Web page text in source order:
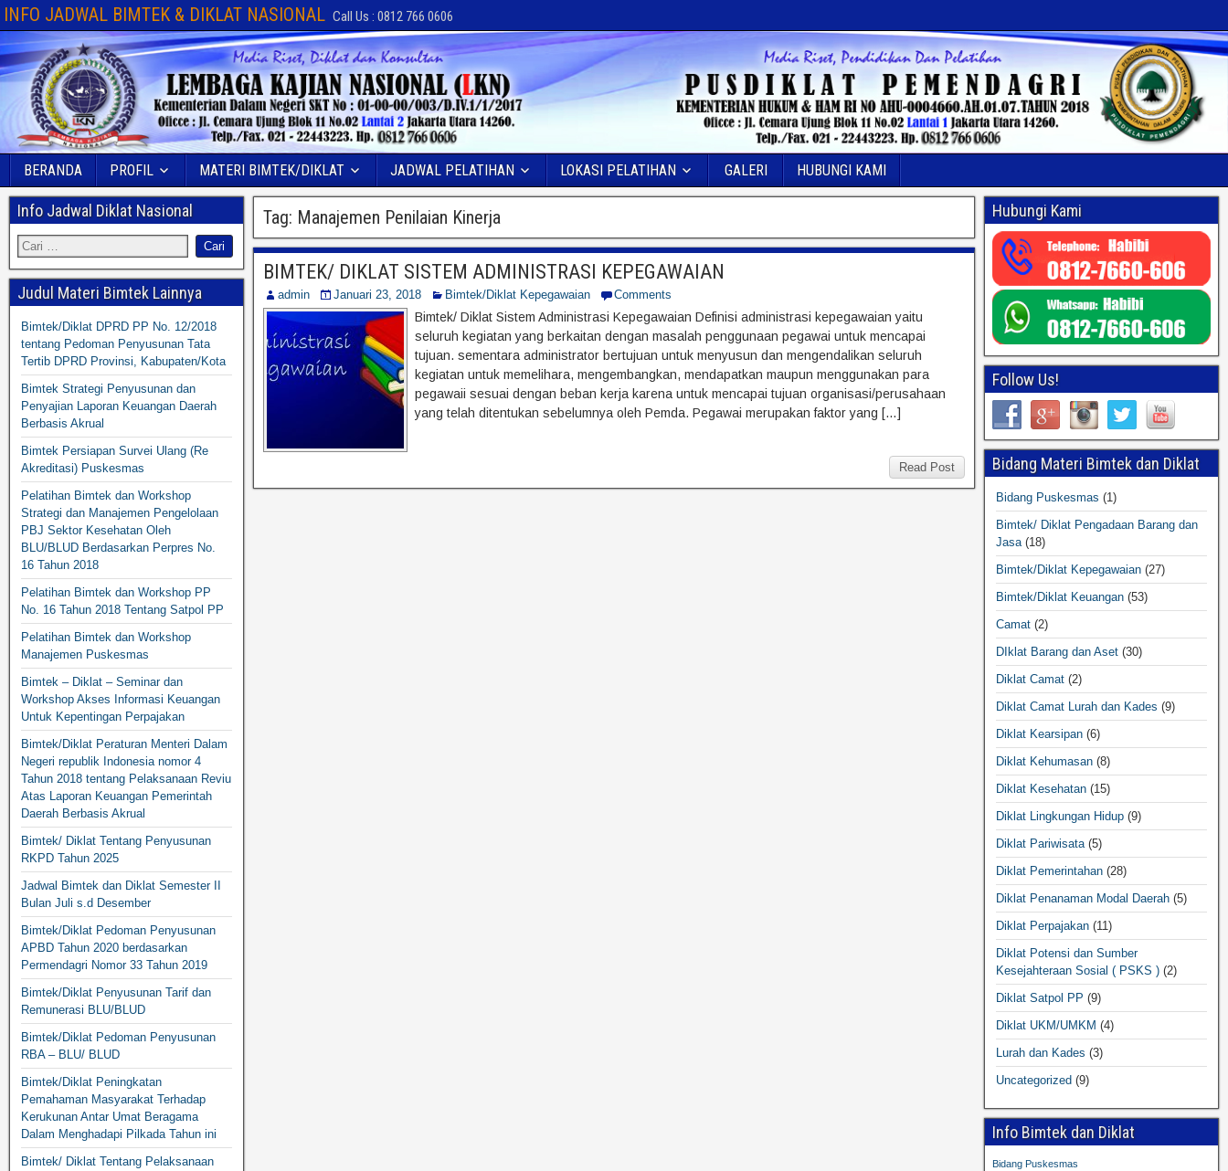
INFO JADWAL BIMTEK & DIKLAT NASIONAL Call Us : 0812 766 0606
BERANDA PROFIL MATERI BIMTEK/DIKLAT JADWAL PELATIHAN LOKASI PELATIHAN GALERI HUBUNGI KAMI
Tag: Manajemen Penilaian Kinerja
BIMTEK/ DIKLAT SISTEM ADMINISTRASI KEPEGAWAIAN
admin Januari 23, 2018 Bimtek/Diklat Kepegawaian Comments
Bimtek/ Diklat Sistem Administrasi Kepegawaian Definisi administrasi kepegawaian yaitu
seluruh kegiatan yang berkaitan dengan masalah penggunaan pegawai untuk mencapai
tujuan. sementara administrator bertujuan untuk menyusun dan mengendalikan seluruh
kegiatan untuk memelihara, mengembangkan, mendapatkan maupun menggunakan para
pegawaii sesuai dengan beban kerja karena untuk mencapai tujuan organisasi/perusahaan
yang telah ditentukan sebelumnya oleh Pemda. Pegawai merupakan faktor yang […]
Read Post
Info Jadwal Diklat Nasional
Judul Materi Bimtek Lainnya
Bimtek/Diklat DPRD PP No. 12/2018
tentang Pedoman Penyusunan Tata
Tertib DPRD Provinsi, Kabupaten/Kota
Bimtek Strategi Penyusunan dan
Penyajian Laporan Keuangan Daerah
Berbasis Akrual
Bimtek Persiapan Survei Ulang (Re
Akreditasi) Puskesmas
Pelatihan Bimtek dan Workshop
Strategi dan Manajemen Pengelolaan
PBJ Sektor Kesehatan Oleh
BLU/BLUD Berdasarkan Perpres No.
16 Tahun 2018
Pelatihan Bimtek dan Workshop PP
No. 16 Tahun 2018 Tentang Satpol PP
Pelatihan Bimtek dan Workshop
Manajemen Puskesmas
Bimtek – Diklat – Seminar dan
Workshop Akses Informasi Keuangan
Untuk Kepentingan Perpajakan
Bimtek/Diklat Peraturan Menteri Dalam
Negeri republik Indonesia nomor 4
Tahun 2018 tentang Pelaksanaan Reviu
Atas Laporan Keuangan Pemerintah
Daerah Berbasis Akrual
Bimtek/ Diklat Tentang Penyusunan
RKPD Tahun 2025
Jadwal Bimtek dan Diklat Semester II
Bulan Juli s.d Desember
Bimtek/Diklat Pedoman Penyusunan
APBD Tahun 2020 berdasarkan
Permendagri Nomor 33 Tahun 2019
Bimtek/Diklat Penyusunan Tarif dan
Remunerasi BLU/BLUD
Bimtek/Diklat Pedoman Penyusunan
RBA – BLU/ BLUD
Bimtek/Diklat Peningkatan
Pemahaman Masyarakat Terhadap
Kerukunan Antar Umat Beragama
Dalam Menghadapi Pilkada Tahun ini
Bimtek/ Diklat Tentang Pelaksanaan
Hubungi Kami
Follow Us!
Bidang Materi Bimtek dan Diklat
Bidang Puskesmas (1)
Bimtek/ Diklat Pengadaan Barang dan
Jasa (18)
Bimtek/Diklat Kepegawaian (27)
Bimtek/Diklat Keuangan (53)
Camat (2)
DIklat Barang dan Aset (30)
Diklat Camat (2)
Diklat Camat Lurah dan Kades (9)
Diklat Kearsipan (6)
Diklat Kehumasan (8)
Diklat Kesehatan (15)
Diklat Lingkungan Hidup (9)
Diklat Pariwisata (5)
Diklat Pemerintahan (28)
Diklat Penanaman Modal Daerah (5)
Diklat Perpajakan (11)
Diklat Potensi dan Sumber
Kesejahteraan Sosial ( PSKS ) (2)
Diklat Satpol PP (9)
Diklat UKM/UMKM (4)
Lurah dan Kades (3)
Uncategorized (9)
Info Bimtek dan Diklat
Bidang Puskesmas